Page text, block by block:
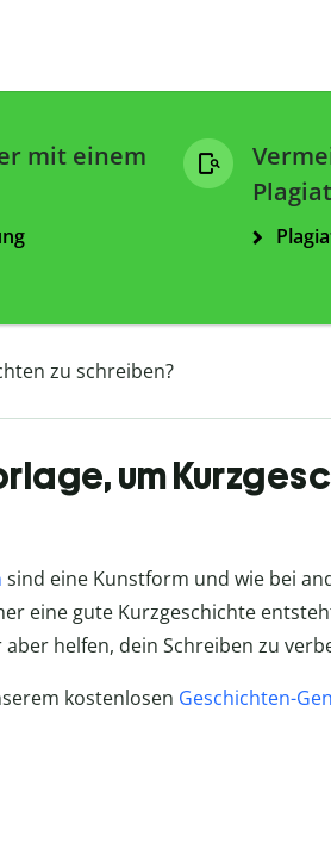
mit einem
zu schreiben?
um
sind eine Kunstform und wie bei
eine gute Kurzgeschichte
helfen, dein Schreiben zu
kostenlosen Geschichten-